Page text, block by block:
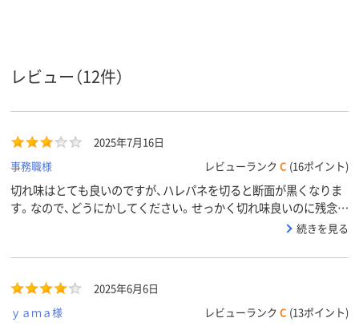
レビュー（12件）
2025年7月16日
事務職様
レビューランク C (16ポイント)
切れ味はとても良いのですが、ハレパネを切ると断面が黒くなりま
す。なので、どうにかしてください。せっかく切れ味良いのに残念で
続きを見る
2025年6月6日
ｙａｍａ様
レビューランク C (13ポイント)